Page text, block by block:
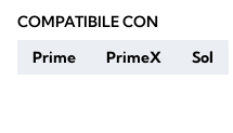
COMPATIBILE CON
Prime
PrimeX Sol